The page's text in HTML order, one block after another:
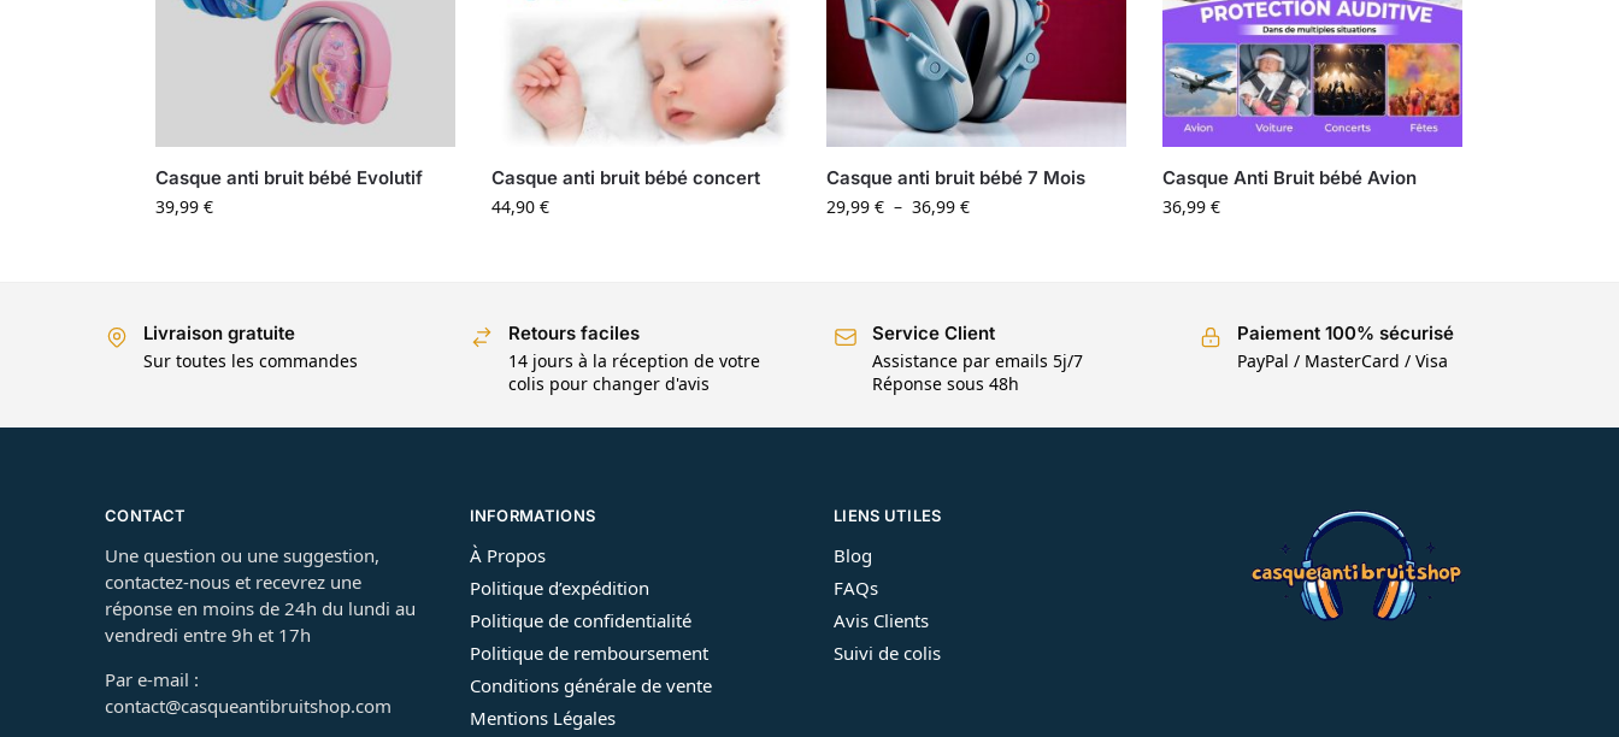
Casque anti bruit bébé Evolutif
39,99 €
Casque anti bruit bébé concert
44,90 €
Casque anti bruit bébé 7 Mois
29,99€ – 36,99€
Casque Anti Bruit bébé Avion
36,99€
Livraison gratuite
Sur toutes les commandes
Retours faciles
14 jours à la réception de votre
colis pour changer d'avis
Service Client
Assistance par emails 5j/7
Réponse sous 48h
Paiement 100% sécurisé
PayPal / MasterCard / Visa
CONTACT
Une question ou une suggestion,
contactez-nous et recevrez une
réponse en moins de 24h du lundi au
vendredi entre 9h et 17h
Par e-mail :
contact@casqueantibruitshop.com
INFORMATIONS
À Propos
Politique d’expédition
Politique de confidentialité
Politique de remboursement
Conditions générale de vente
Mentions Légales
LIENS UTILES
Blog
FAQs
Avis Clients
Suivi de colis